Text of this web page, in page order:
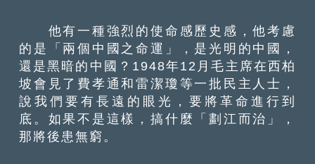
他有一種強烈的使命感歷史感，他考慮
的是「兩個中國之命運」，是光明的中國，
還是黑暗的中國？1948年12月毛主席在西柏
坡會見了費孝通和雷潔瓊等一批民主人士，
說我們要有長遠的眼光，要將革命進行到
底。如果不是這樣，搞什麼「劃江而治」，
那將後患無窮。